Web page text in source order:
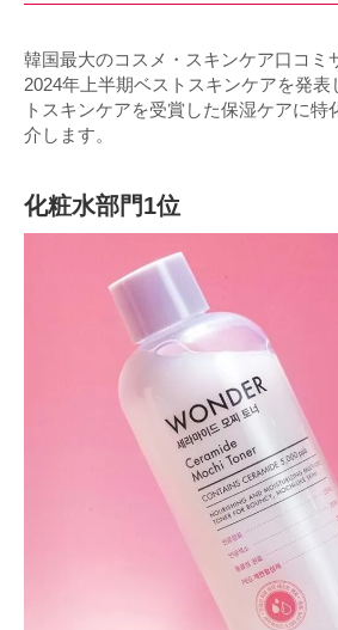
韓国最大のコスメ・スキンケア口コミ
2024年上半期ベストスキンケアを発表
トスキンケアを受賞した保湿ケアに特
介します。
化粧水部門1位